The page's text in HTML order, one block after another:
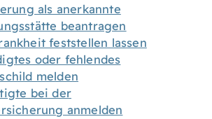
als anerkannte
beantragen
feststellen lassen
oder fehlendes
melden
bei der
anmelden